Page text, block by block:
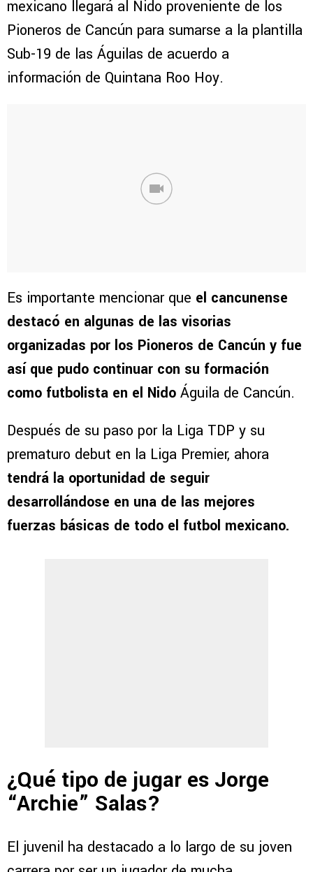
mexicano llegará al Nido proveniente de los
Pioneros de Cancún para sumarse a la plantilla
Sub-19 de las Águilas de acuerdo a
información de Quintana Roo Hoy.
Es importante mencionar que el cancunense
destacó en algunas de las visorias
organizadas por los Pioneros de Cancún y fue
así que pudo continuar con su formación
como futbolista en el Nido Águila de Cancún.
Después de su paso por la Liga TDP y su
prematuro debut en la Liga Premier, ahora
tendrá la oportunidad de seguir
desarrollándose en una de las mejores
fuerzas básicas de todo el futbol mexicano.
¿Qué tipo de jugar es Jorge
“Archie” Salas?
El juvenil ha destacado a lo largo de su joven